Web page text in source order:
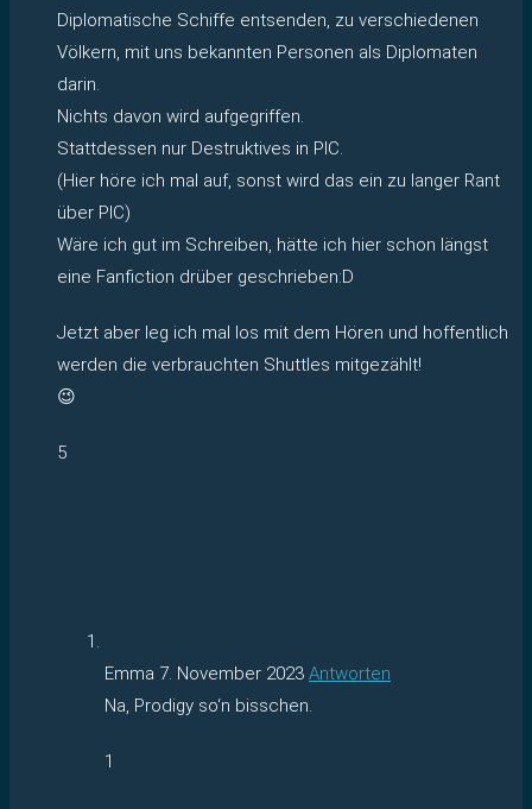
Diplomatische Schiffe entsenden, zu verschiedenen
Völkern, mit uns bekannten Personen als Diplomaten
darin.
Nichts davon wird aufgegriffen.
Stattdessen nur Destruktives in PIC.
(Hier höre ich mal auf, sonst wird das ein zu langer Rant
über PIC)
Wäre ich gut im Schreiben, hätte ich hier schon längst
eine Fanfiction drüber geschrieben:D
Jetzt aber leg ich mal los mit dem Hören und hoffentlich
werden die verbrauchten Shuttles mitgezählt!
😉
5
Emma 7. November 2023 Antworten
Na, Prodigy so‘n bisschen.
1